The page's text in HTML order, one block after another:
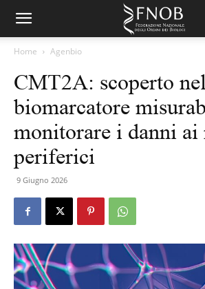
Home Agenbio
CMT2A: scoperto
biomarcatore
monitorare i danni ai
periferici
9 Giugno 2026